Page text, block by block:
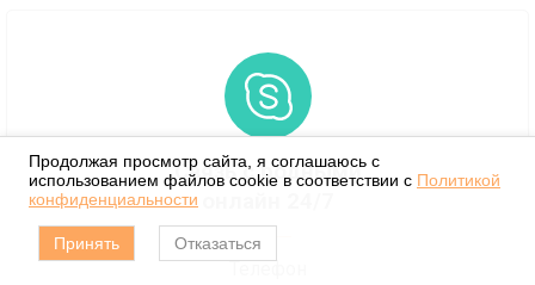
Связь с родными
Продолжая просмотр сайта, я соглашаюсь с
использованием файлов cookie в соответствии с Политикой
конфиденциальности
Принять Отказаться